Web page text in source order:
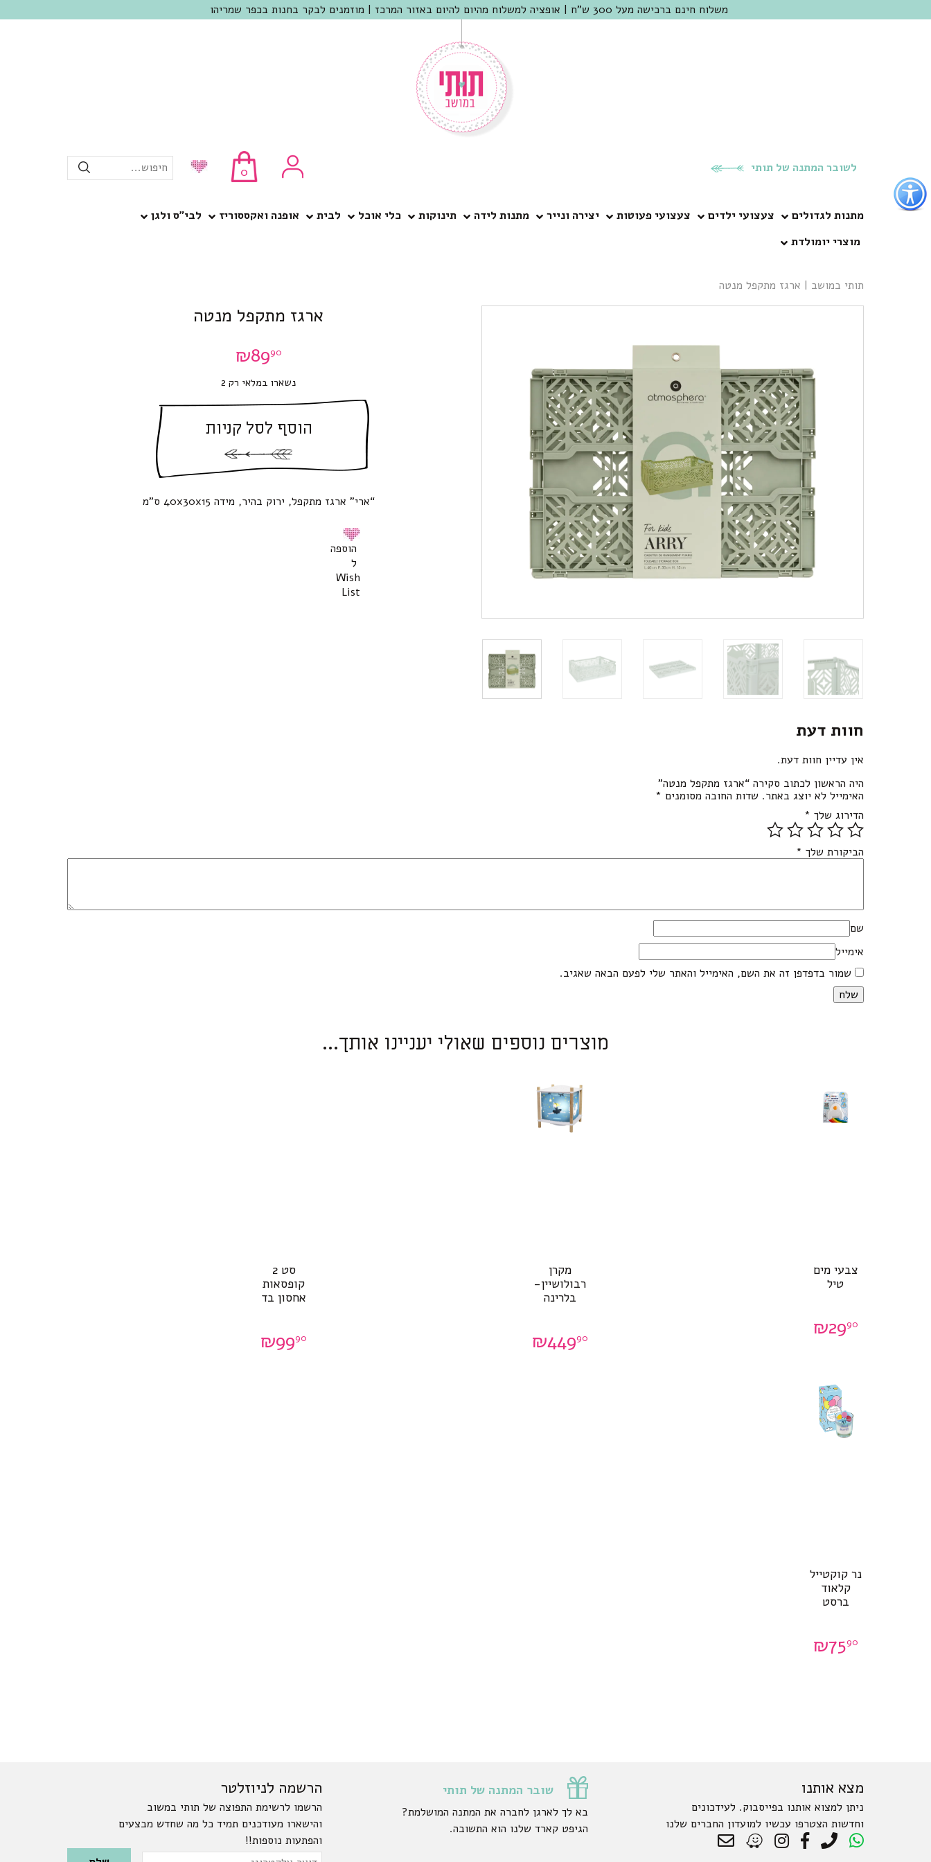
כפתור
לפתיחת
תפריט
נגישות
משלוח חינם ברכישה מעל 300 ש"ח | אופציה למשלוח מהיום להיום באזור המרכז | מוזמנים לבקר בחנות בכפר שמריהו
לשובר המתנה של תותי 0 חיפוש...
מתנות לגדולים צעצועי ילדים צעצועי פעוטות יצירה ונייר מתנות לידה תינוקות כלי אוכל לבית אופנה ואקססוריז
לבי”ס ולגן
מוצרי יומולדת
תותי במושב | ארגז מתקפל מנטה
ארגז מתקפל מנטה
₪8990
נשארו במלאי רק 2
הוסף לסל קניות
“ארי” ארגז מתקפל, ירוק בהיר, מידה 40x30x15 ס”מ
הוספה
ל
Wish
List
חוות דעת
אין עדיין חוות דעת.
היה הראשון לכתוב סקירה “ארגז מתקפל מנטה”
האימייל לא יוצג באתר. שדות החובה מסומנים *
הדירוג שלך *
הביקורת שלך *
שם
אימייל
שמור בדפדפן זה את השם, האימייל והאתר שלי לפעם הבאה שאגיב.
מוצרים נוספים שאולי יעניינו אותך...
צבעי מים
טיל
₪2990
מקרן
רבולושיין-
בלרינה
₪44990
סט 2
קופסאות
אחסון בד
₪9990
נר קוקטייל
קלאוד
ברסט
₪7590
מצא אותנו
ניתן למצוא אותנו בפייסבוק. לעידכונים
וחדשות הצטרפו עכשיו למועדון החברים שלנו
שובר המתנה של תותי
בא לך לארגן לחברה את המתנה המושלמת?
הגיפט קארד שלנו הוא התשובה.
הרשמה לניוזלטר
הרשמו לרשימת התפוצה של תותי במשוב
והישארו מעודכנים תמיד כל מה שחדש מבצעים
והפתעות נוספות!!